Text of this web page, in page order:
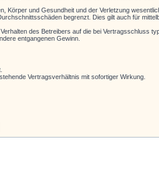
Körper und Gesundheit und der Verletzung
begrenzt. Dies gilt auch für
des Betreibers auf die bei Vertragsschluss
entgangenen Gewinn.
Vertragsverhältnis mit sofortiger Wirkung.